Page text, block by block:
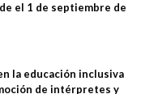
el 1 de septiembre de
la educación inclusiva
de intérpretes y